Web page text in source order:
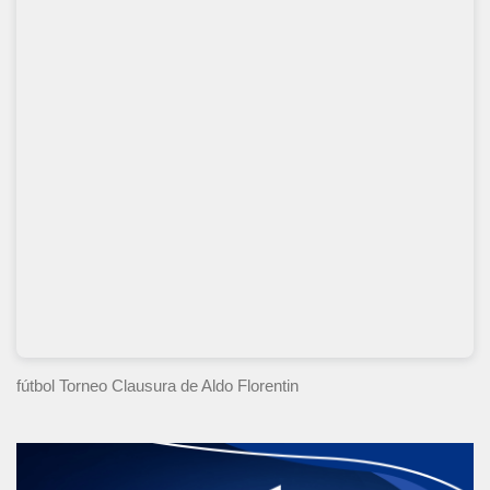
fútbol Torneo Clausura de Aldo Florentin